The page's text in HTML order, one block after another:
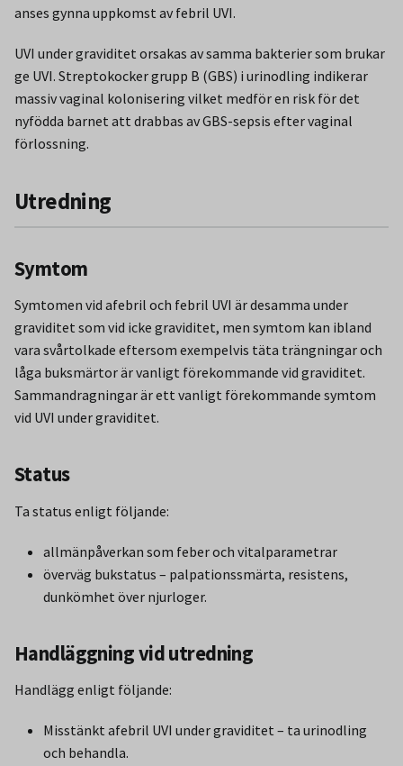
anses gynna uppkomst av febril UVI.
UVI under graviditet orsakas av samma bakterier som brukar
ge UVI. Streptokocker grupp B (GBS) i urinodling indikerar
massiv vaginal kolonisering vilket medför en risk för det
nyfödda barnet att drabbas av GBS-sepsis efter vaginal
förlossning.
Utredning
Symtom
Symtomen vid afebril och febril UVI är desamma under
graviditet som vid icke graviditet, men symtom kan ibland
vara svårtolkade eftersom exempelvis täta trängningar och
låga buksmärtor är vanligt förekommande vid graviditet.
Sammandragningar är ett vanligt förekommande symtom
vid UVI under graviditet.
Status
Ta status enligt följande:
allmänpåverkan som feber och vitalparametrar
överväg bukstatus – palpationssmärta, resistens,
dunkömhet över njurloger.
Handläggning vid utredning
Handlägg enligt följande:
Misstänkt afebril UVI under graviditet – ta urinodling
och behandla.